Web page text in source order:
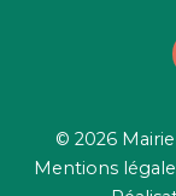
© 2026
Mentions